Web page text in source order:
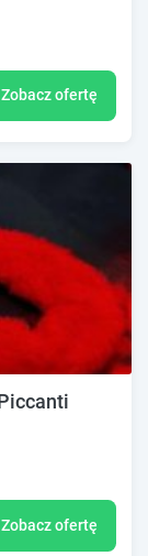
Zobacz ofertę
Zobacz ofertę